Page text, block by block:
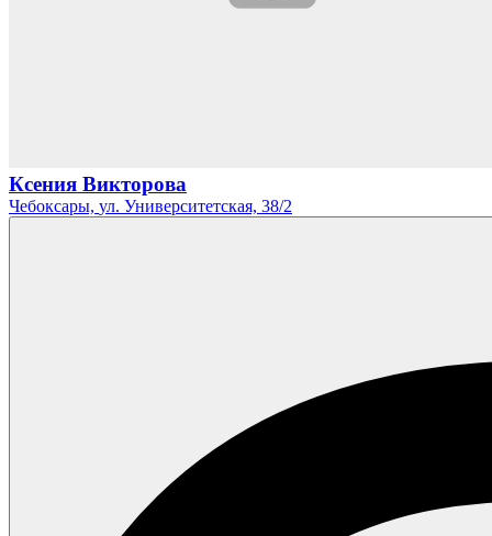
Ксения Викторова
Чебоксары, ул. Университетская, 38/2